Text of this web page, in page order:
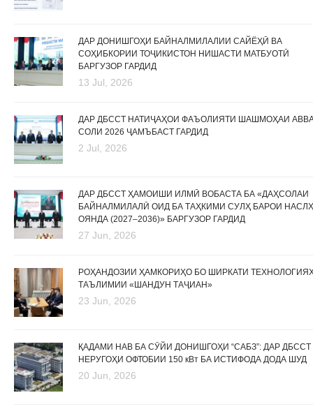
ДАР ДОНИШГОҲИ БАЙНАЛМИЛАЛИИ САЙЁҲӢ ВА
СОҲИБКОРИИ ТОҶИКИСТОН НИШАСТИ МАТБУОТӢ
БАРГУЗОР ГАРДИД
13 Jul, 2026
ДАР ДБССТ НАТИҶАҲОИ ФАЪОЛИЯТИ ШАШМОҲАИ
СОЛИ 2026 ҶАМЪБАСТ ГАРДИД
2 Jul, 2026
ДАР ДБССТ ҲАМОИШИ ИЛМӢ ВОБАСТА БА «ДАҲСОЛАИ
БАЙНАЛМИЛАЛӢ ОИД БА ТАҲКИМИ СУЛҲ БАРОИ
ОЯНДА (2027–2036)» БАРГУЗОР ГАРДИД
27 Jun, 2026
РОҲАНДОЗИИ ҲАМКОРИҲО БО ШИРКАТИ
ТАЪЛИМИИ «ШАНДУН ТАҶИАН»
23 Jun, 2026
ҚАДАМИ НАВ БА СӮЙИ ДОНИШГОҲИ “САБЗ”: ДАР ДБССТ
НЕРУГОҲИ ОФТОБИИ 150 кВт БА ИСТИФОДА ДОДА ШУД
20 Jun, 2026